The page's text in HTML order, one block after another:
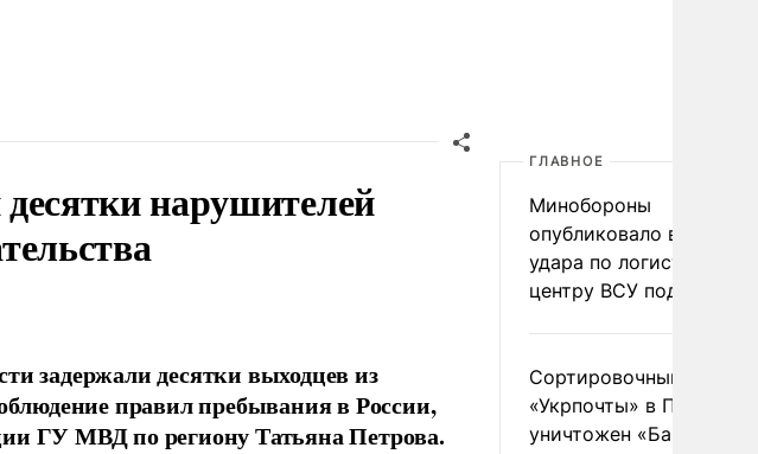
нарушителей
задержали десятки выходцев из
правил пребывания в России,
ГУ МВД по региону Татьяна Петрова.
ГЛАВНОЕ
Минобороны
опубликовало видео
удара по
центру ВСУ под Киевом
Сортировочный пункт
«Укрпочты» в
уничтожен